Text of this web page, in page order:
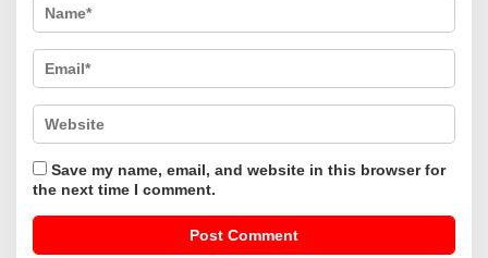
Save my name, email, and website in this browser for
the next time I comment.